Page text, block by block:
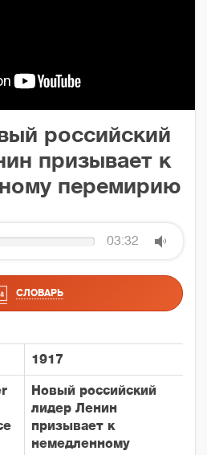
российский
призывает к
перемирию
03:32
СЛОВАРЬ
1917
Новый российский
лидер Ленин
призывает к
немедленному